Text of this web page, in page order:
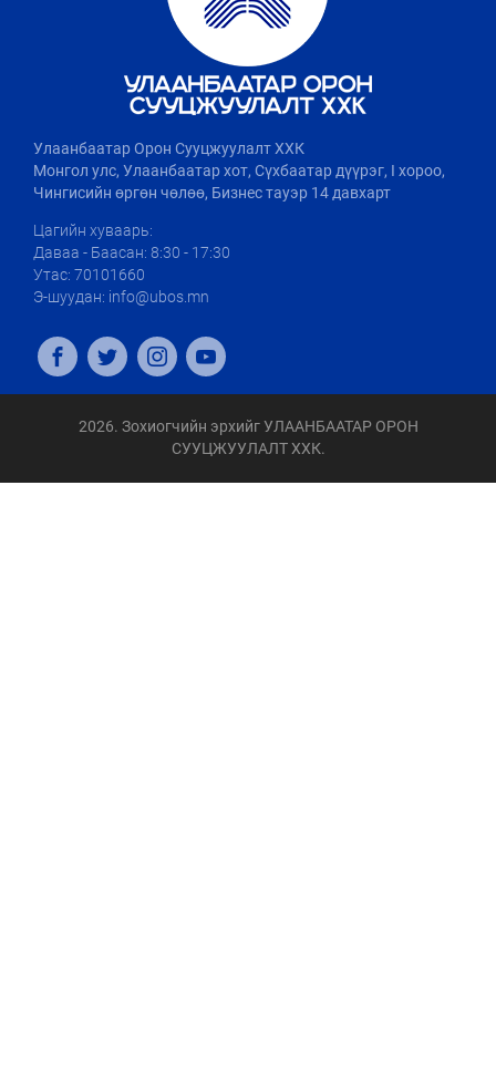
Улаанбаатар Орон Сууцжуулалт ХХК
Монгол улс, Улаанбаатар хот, Сүхбаатар дүүрэг, I хороо,
Чингисийн өргөн чөлөө, Бизнес тауэр 14 давхарт
Цагийн хуваарь:
Даваа - Баасан: 8:30 - 17:30
Утас: 70101660
Э-шуудан: info@ubos.mn
2026. Зохиогчийн эрхийг УЛААНБААТАР ОРОН
СУУЦЖУУЛАЛТ ХХК.